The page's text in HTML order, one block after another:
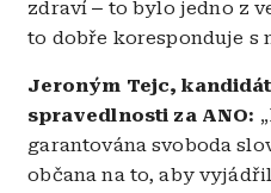
zdraví– to bylo jedno z
to dobře koresponduje s
Jeroným Tejc,
spravedlnosti za ANO:
garantována svoboda
občana na to, aby